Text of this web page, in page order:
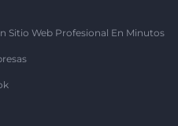
Sitio Web Profesional En Minutos